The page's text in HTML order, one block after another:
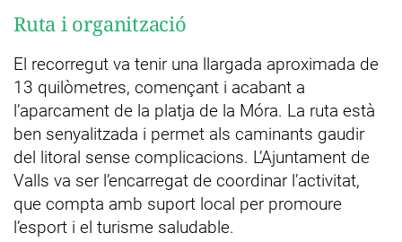
Ruta i organització
El recorregut va tenir una llargada aproximada de
13 quilòmetres, començant i acabant a
l’aparcament de la platja de la Móra. La ruta està
ben senyalitzada i permet als caminants gaudir
del litoral sense complicacions. L’Ajuntament de
Valls va ser l’encarregat de coordinar l’activitat,
que compta amb suport local per promoure
l’esport i el turisme saludable.